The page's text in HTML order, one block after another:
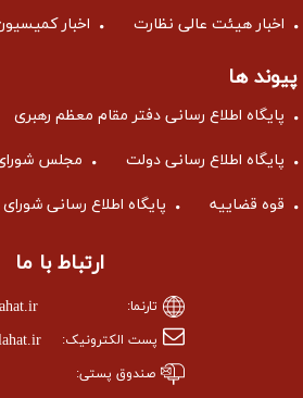
اخبار هیئت عالی نظارت اخبار
پیوند ها
پایگاه اطلاع رسانی دفتر مقام معظم رهبری
پایگاه اطلاع رسانی دولت مجلس
قوه قضاییه پایگاه اطلاع رسانی
ارتباط با ما
تارنما:
پست الکترونیک:
صندوق پستی: